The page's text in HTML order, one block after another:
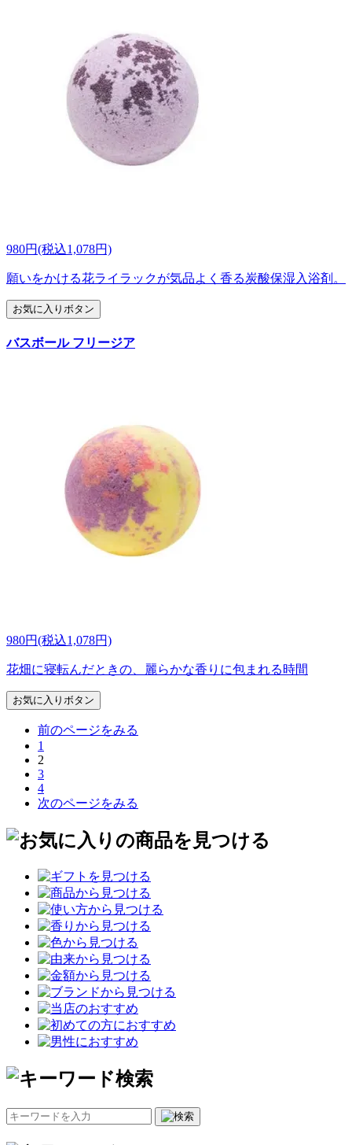
980円(税込1,078円)
願いをかける花ライラックが気品よく香る炭酸保湿入浴剤。
お気に入りボタン
バスボール フリージア
980円(税込1,078円)
花畑に寝転んだときの、麗らかな香りに包まれる時間
お気に入りボタン
前のページをみる
1
2
3
4
次のページをみる